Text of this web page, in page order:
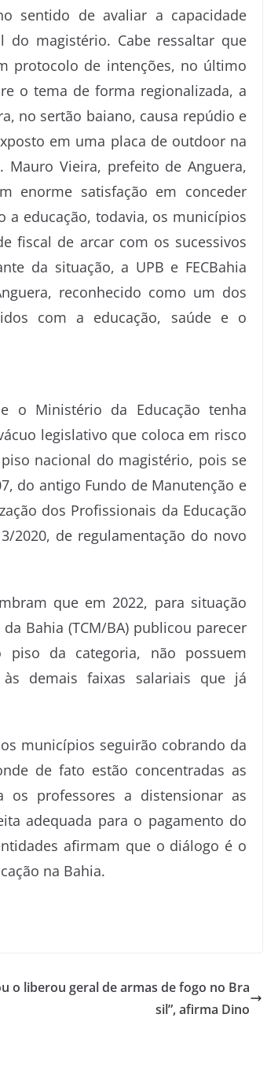
sentido de avaliar a capacidade
magistério. Cabe ressaltar que
protocolo de intenções, no último
o tema de forma regionalizada, a
no sertão baiano, causa repúdio e
em uma placa de outdoor na
Mauro Vieira, prefeito de Anguera,
enorme satisfação em conceder
a educação, todavia, os municípios
fiscal de arcar com os sucessivos
da situação, a UPB e FECBahia
reconhecido como um dos
com a educação, saúde e o
o Ministério da Educação tenha
legislativo que coloca em risco
nacional do magistério, pois se
do antigo Fundo de Manutenção e
dos Profissionais da Educação
2020, de regulamentação do novo
que em 2022, para situação
Bahia (TCM/BA) publicou parecer
da categoria, não possuem
demais faixas salariais que já
municípios seguirão cobrando da
de fato estão concentradas as
professores a distensionar as
adequada para o pagamento do
afirmam que o diálogo é o
na Bahia.
o liberou geral de armas de fogo no Bra
sil”, afirma Dino